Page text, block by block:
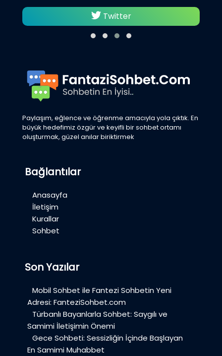
Twitter
Paylaşım, eğlence ve öğrenme amacıyla yola çıktık. En
büyük hedefimiz özgür ve keyifli bir sohbet ortamı
oluşturmak, güzel anılar biriktirmek
Bağlantılar
Anasayfa
İletişim
Kurallar
Sohbet
Son Yazılar
Mobil Sohbet ile Fantezi Sohbetin Yeni
Adresi: FanteziSohbet.com
Türbanlı Bayanlarla Sohbet: Saygılı ve
Samimi İletişimin Önemi
Gece Sohbeti: Sessizliğin İçinde Başlayan
En Samimi Muhabbet